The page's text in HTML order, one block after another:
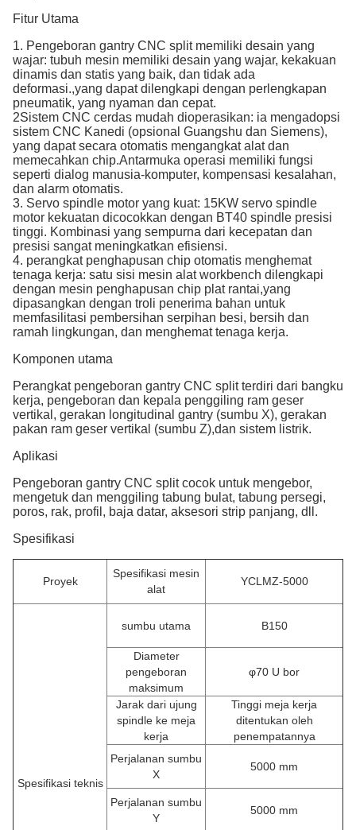
Fitur Utama
1. Pengeboran gantry CNC split memiliki desain yang
wajar: tubuh mesin memiliki desain yang wajar, kekakuan
dinamis dan statis yang baik, dan tidak ada
deformasi.,yang dapat dilengkapi dengan perlengkapan
pneumatik, yang nyaman dan cepat.
2Sistem CNC cerdas mudah dioperasikan: ia mengadopsi
sistem CNC Kanedi (opsional Guangshu dan Siemens),
yang dapat secara otomatis mengangkat alat dan
memecahkan chip.Antarmuka operasi memiliki fungsi
seperti dialog manusia-komputer, kompensasi kesalahan,
dan alarm otomatis.
3. Servo spindle motor yang kuat: 15KW servo spindle
motor kekuatan dicocokkan dengan BT40 spindle presisi
tinggi. Kombinasi yang sempurna dari kecepatan dan
presisi sangat meningkatkan efisiensi.
4. perangkat penghapusan chip otomatis menghemat
tenaga kerja: satu sisi mesin alat workbench dilengkapi
dengan mesin penghapusan chip plat rantai,yang
dipasangkan dengan troli penerima bahan untuk
memfasilitasi pembersihan serpihan besi, bersih dan
ramah lingkungan, dan menghemat tenaga kerja.
Komponen utama
Perangkat pengeboran gantry CNC split terdiri dari bangku
kerja, pengeboran dan kepala penggiling ram geser
vertikal, gerakan longitudinal gantry (sumbu X), gerakan
pakan ram geser vertikal (sumbu Z),dan sistem listrik.
Aplikasi
Pengeboran gantry CNC split cocok untuk mengebor,
mengetuk dan menggiling tabung bulat, tabung persegi,
poros, rak, profil, baja datar, aksesori strip panjang, dll.
Spesifikasi
Proyek
Spesifikasi mesin
alat
YCLMZ-5000
Spesifikasi teknis
sumbu utama B150
Diameter
pengeboran
maksimum
φ70 U bor
Jarak dari ujung
spindle ke meja
kerja
Tinggi meja kerja
ditentukan oleh
penempatannya
Perjalanan sumbu
X
5000 mm
Perjalanan sumbu
Y
5000 mm